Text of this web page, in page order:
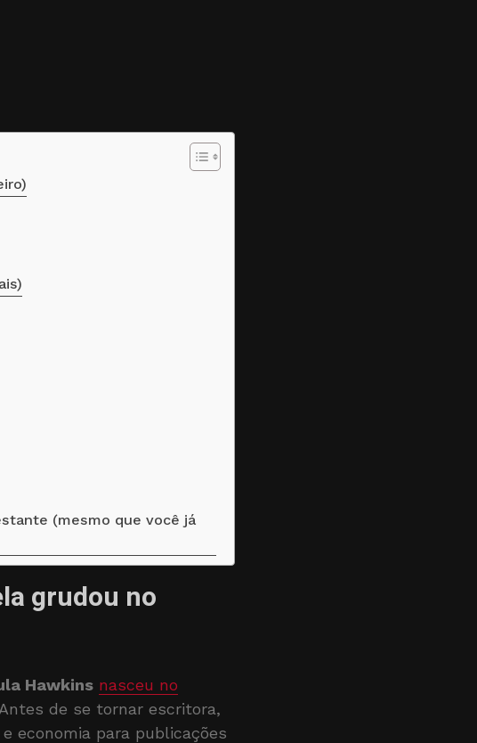
(mesmo que você já
grudou no
Hawkins nasceu no
de se tornar escritora,
economia para publicações